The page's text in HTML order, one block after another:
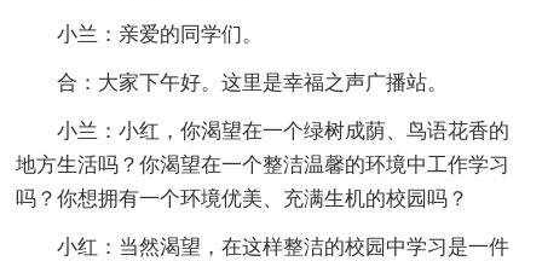
小兰：亲爱的同学们。
合：大家下午好。这里是幸福之声广播站。
小兰：小红，你渴望在一个绿树成荫、鸟语花香的
地方生活吗？你渴望在一个整洁温馨的环境中工作学习
吗？你想拥有一个环境优美、充满生机的校园吗？
小红：当然渴望，在这样整洁的校园中学习是一件